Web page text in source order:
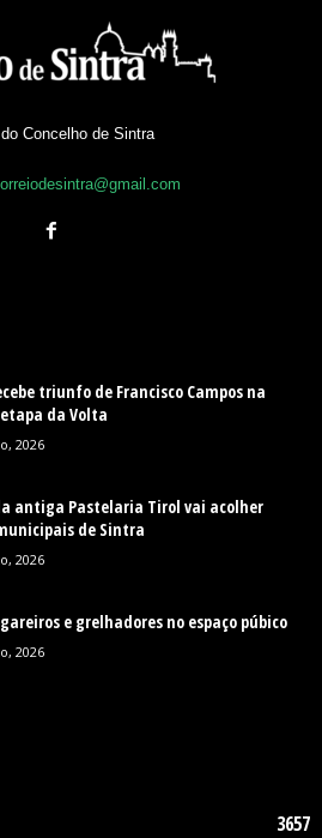
Concelho de Sintra
triunfo de Francisco Campos na
da Volta
2026
antiga Pastelaria Tirol vai acolher
de Sintra
2026
e grelhadores no espaço púbico
2026
3657